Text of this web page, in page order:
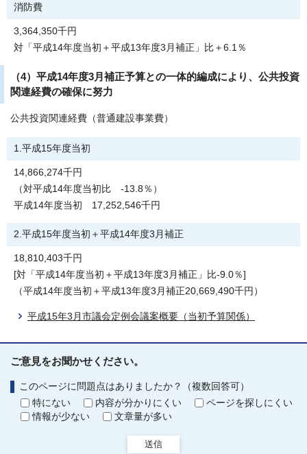
消防費
3,364,350千円
対「平成14年度当初＋平成13年度3月補正」比＋6.1％
（4）平成14年度3月補正予算との一体的編成により、公共投資
関連経費の確保に努力
公共投資関連経費（普通建設事業費）
1.平成15年度当初
14,866,274千円
（対平成14年度当初比 -13.8％）
平成14年度当初 17,252,546千円
2.平成15年度当初＋平成14年度3月補正
18,810,403千円
[対「平成14年度当初＋平成13年度3月補正」比-9.0％]
（平成14年度当初＋平成13年度3月補正20,669,490千円）
平成15年3月市議会定例会議案概要（当初予算関係）
ご意見をお聞かせください。
このページに問題点はありましたか？（複数回答可）
特にない
内容が分かりにくい
ページを探しにくい
情報が少ない
文章量が多い
送信